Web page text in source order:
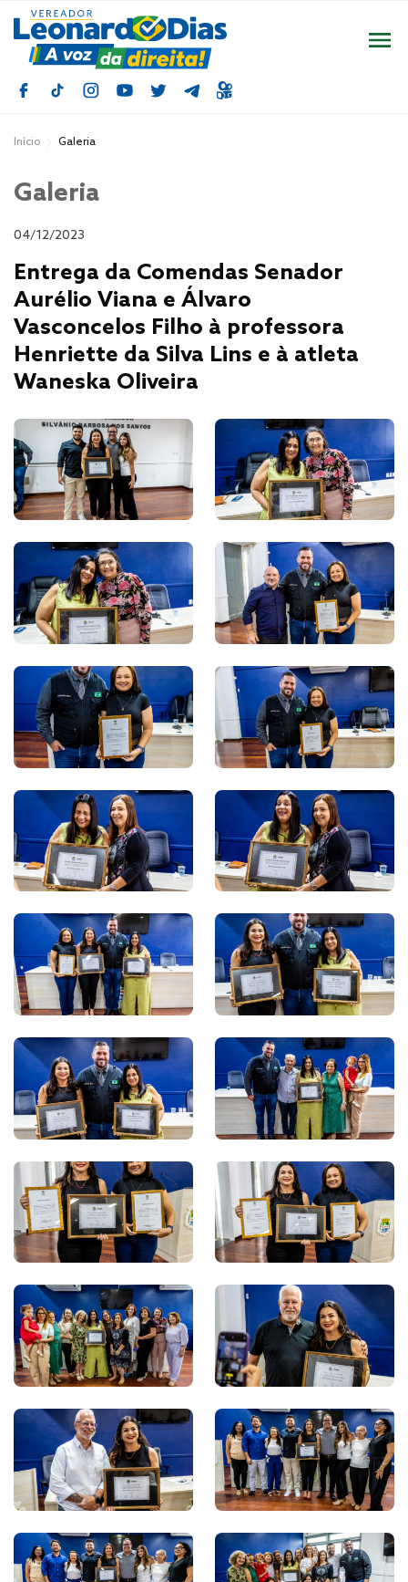
Início Galeria
Galeria
04/12/2023
Entrega da Comendas Senador
Aurélio Viana e Álvaro
Vasconcelos Filho à professora
Henriette da Silva Lins e à atleta
Waneska Oliveira